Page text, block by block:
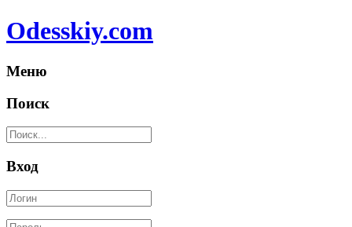
Odesskiy.com
Меню
Поиск
Вход